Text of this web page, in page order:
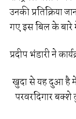
उनकी प्रतिक्रिया
गए इस बिल के बारे
प्रदीप भंडारी ने
खुदा से यह दुआ है
परवरदिगार